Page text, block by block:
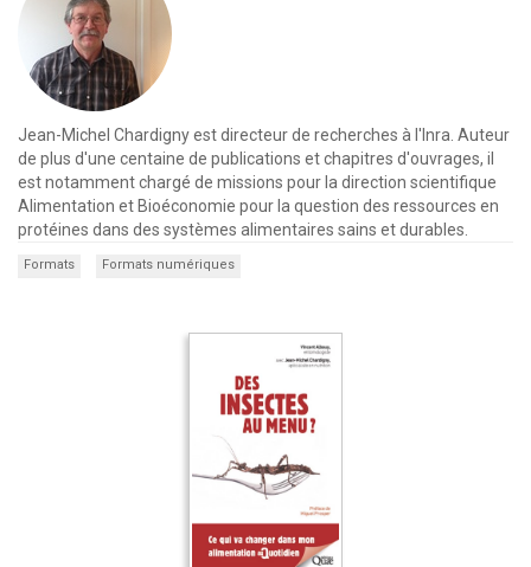
Jean-Michel Chardigny est directeur de recherches à l'Inra. Auteur
de plus d'une centaine de publications et chapitres d'ouvrages, il
est notamment chargé de missions pour la direction scientifique
Alimentation et Bioéconomie pour la question des ressources en
protéines dans des systèmes alimentaires sains et durables.
Formats Formats numériques